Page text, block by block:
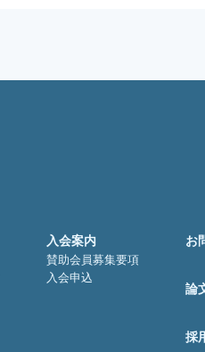
入会案内
賛助会員募集要項
入会申込
お
論
採